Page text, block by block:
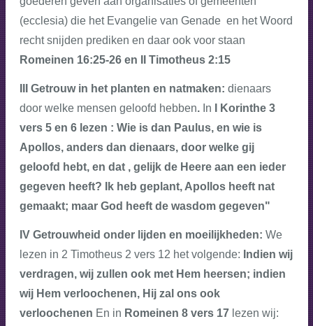
(ecclesia) die het Evangelie van Genade en het Woord
recht snijden prediken en daar ook voor staan
Romeinen 16:25-26 en II Timotheus 2:15
III Getrouw in het planten en natmaken: dienaars
door welke mensen geloofd hebben. In
I Korinthe 3
vers 5 en 6 lezen : Wie is dan Paulus, en wie is
Apollos, anders dan dienaars, door welke gij
geloofd hebt, en dat , gelijk de Heere aan een ieder
gegeven heeft? Ik heb geplant, Apollos heeft nat
gemaakt; maar God heeft de wasdom gegeven"
IV Getrouwheid onder lijden en moeilijkheden: We
lezen in 2 Timotheus 2 vers 12 het volgende: Indien wij
verdragen, wij zullen ook met Hem heersen; indien
wij Hem verloochenen, Hij zal ons ook
verloochenen En in Romeinen 8 vers 17lezen wij: